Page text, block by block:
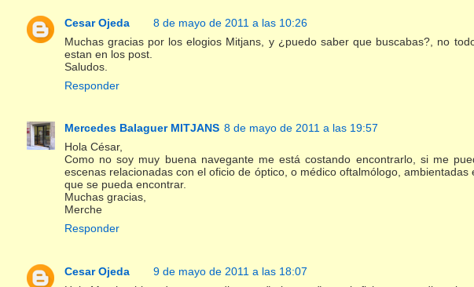
Cesar Ojeda
8 de mayo de 2011 a las 10:26
Muchas gracias por los elogios Mitjans, y ¿puedo saber que buscabas?, no
estan en los post.
Saludos.
Responder
Mercedes Balaguer MITJANS 8 de mayo de 2011 a las 19:57
Hola César,
Como no soy muy buena navegante me está costando encontrarlo, si me
escenas relacionadas con el oficio de óptico, o médico oftalmólogo,
que se pueda encontrar.
Muchas gracias,
Merche
Responder
Cesar Ojeda
9 de mayo de 2011 a las 18:07